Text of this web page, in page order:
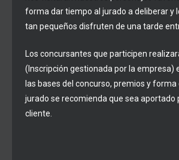
forma dar tiempo al jurado a deliberar y
tan pequeños disfruten de una tarde
Los concursantes que participen
(Inscripción gestionada por la empresa)
las bases del concurso, premios y forma
jurado se recomienda que sea aportado
cliente.